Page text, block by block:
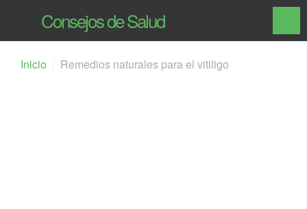
Consejos de Salud
Inicio Remedios naturales para el vitiligo